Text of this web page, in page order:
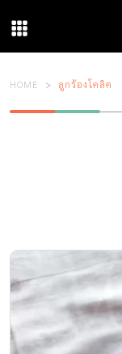
HOME ลูกร้องโคลิค